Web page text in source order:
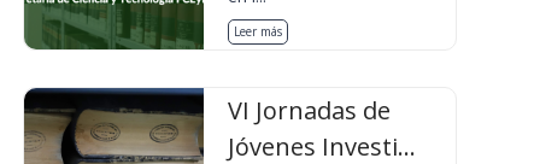
Leer más
VI Jornadas de
Jóvenes Investi...